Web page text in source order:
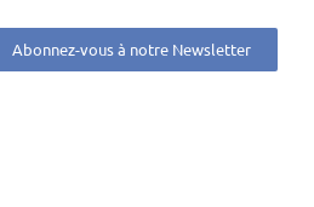
Abonnez-vous à notre Newsletter